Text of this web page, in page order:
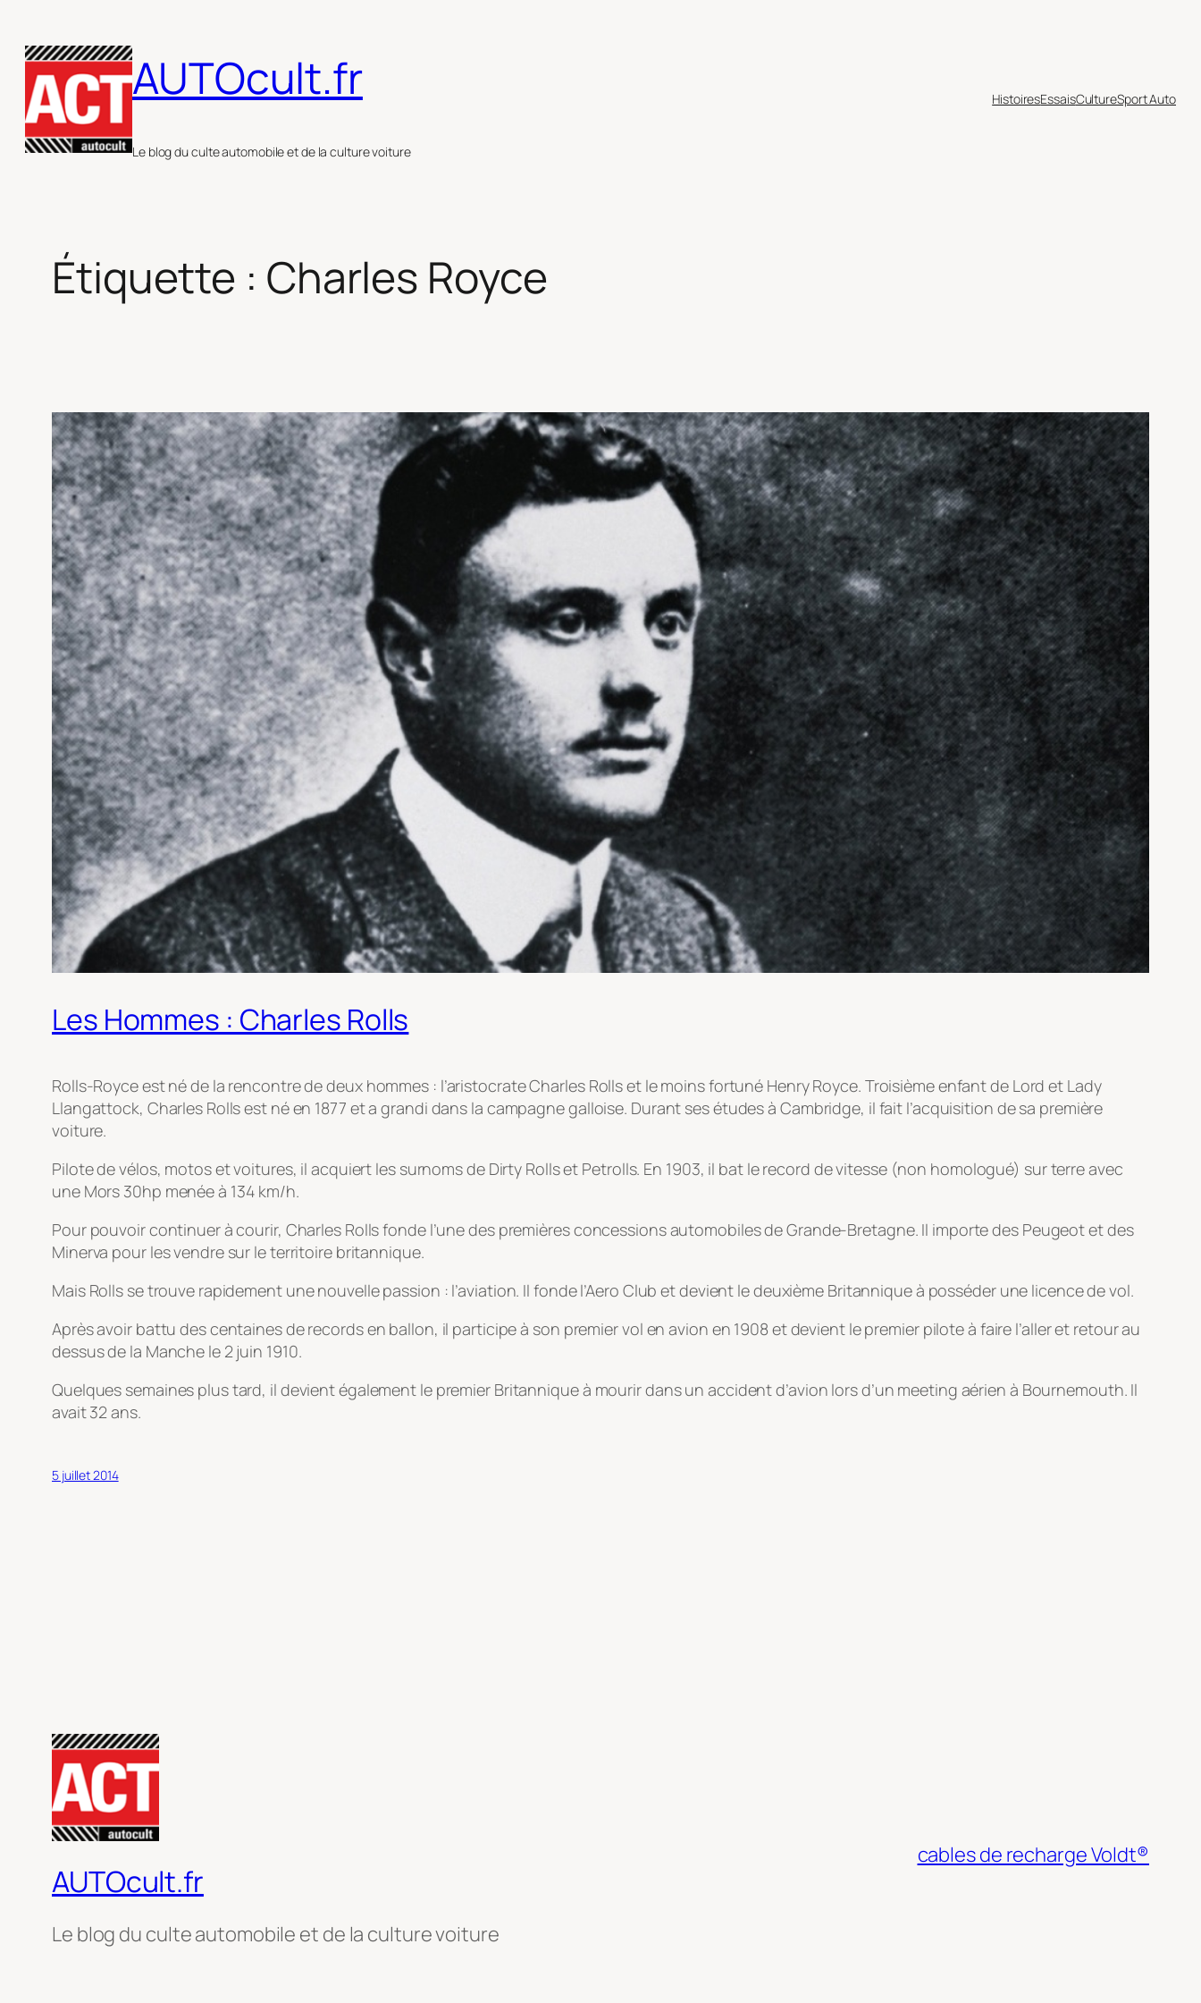
au
contenu
AUTOcult.fr
Le blog du culte automobile et de la culture voiture
HistoiresEssaisCultureSport Auto
Étiquette : Charles Royce
Les Hommes : Charles Rolls
Rolls-Royce est né de la rencontre de deux hommes : l’aristocrate Charles Rolls et le moins fortuné Henry Royce. Troisième enfant de Lord et Lady
Llangattock, Charles Rolls est né en 1877 et a grandi dans la campagne galloise. Durant ses études à Cambridge, il fait l’acquisition de sa première
voiture.
Pilote de vélos, motos et voitures, il acquiert les surnoms de Dirty Rolls et Petrolls. En 1903, il bat le record de vitesse (non homologué) sur terre avec
une Mors 30hp menée à 134 km/h.
Pour pouvoir continuer à courir, Charles Rolls fonde l’une des premières concessions automobiles de Grande-Bretagne. Il importe des Peugeot et des
Minerva pour les vendre sur le territoire britannique.
Mais Rolls se trouve rapidement une nouvelle passion : l’aviation. Il fonde l’Aero Club et devient le deuxième Britannique à posséder une licence de vol.
Après avoir battu des centaines de records en ballon, il participe à son premier vol en avion en 1908 et devient le premier pilote à faire l’aller et retour au
dessus de la Manche le 2 juin 1910.
Quelques semaines plus tard, il devient également le premier Britannique à mourir dans un accident d’avion lors d’un meeting aérien à Bournemouth. Il
avait 32 ans.
5 juillet 2014
AUTOcult.fr
Le blog du culte automobile et de la culture voiture
cables de recharge Voldt®